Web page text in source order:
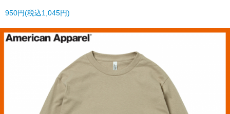
950円(税込1,045円)